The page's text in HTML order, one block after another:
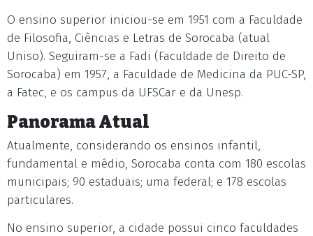
O ensino superior iniciou-se em 1951 com a Faculdade
de Filosofia, Ciências e Letras de Sorocaba (atual
Uniso). Seguiram-se a Fadi (Faculdade de Direito de
Sorocaba) em 1957, a Faculdade de Medicina da PUC-SP,
a Fatec, e os campus da UFSCar e da Unesp.
Panorama Atual
Atualmente, considerando os ensinos infantil,
fundamental e médio, Sorocaba conta com 180 escolas
municipais; 90 estaduais; uma federal; e 178 escolas
particulares.
No ensino superior, a cidade possui cinco faculdades